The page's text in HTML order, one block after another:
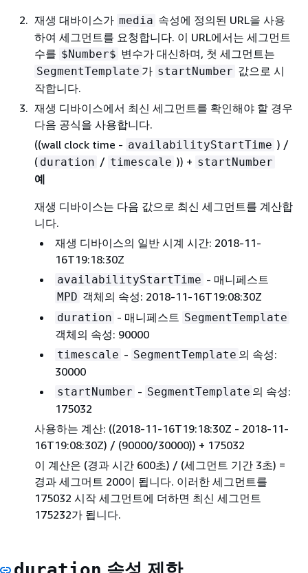
재생 대바이스가 media 속성에 정의된 URL을 사용
하여 세그먼트를 요청합니다. 이 URL에서는 세그먼트
수를 $Number$ 변수가 대신하며, 첫 세그먼트는
SegmentTemplate 가 startNumber 값으로 시
작합니다.
재생 디바이스에서 최신 세그먼트를 확인해야 할 경우
다음 공식을 사용합니다.
((wall clock time - availabilityStartTime ) /
( duration / timescale )) + startNumber
예
재생 디바이스는 다음 값으로 최신 세그먼트를 계산합
니다.
재생 디바이스의 일반 시계 시간: 2018-11-
16T19:18:30Z
availabilityStartTime - 매니페스트
MPD 객체의 속성: 2018-11-16T19:08:30Z
duration - 매니페스트 SegmentTemplate
객체의 속성: 90000
timescale - SegmentTemplate 의 속성:
30000
startNumber - SegmentTemplate 의 속성:
175032
사용하는 계산: ((2018-11-16T19:18:30Z - 2018-11-
16T19:08:30Z) / (90000/30000)) + 175032
이 계산은 (경과 시간 600초) / (세그먼트 기간 3초) =
경과 세그머트 200이 됩니다. 이러한 세그먼트를
175032 시작 세그먼트에 더하면 최신 세그먼트
175232가 됩니다.